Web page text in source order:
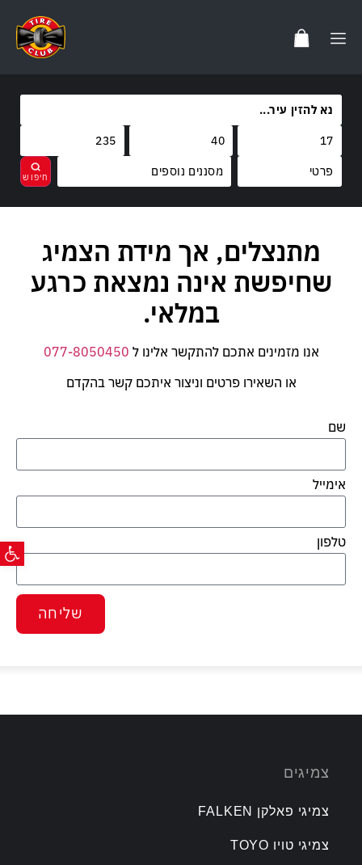
פתח
מסננים נוספים
קוד משקל
קוד מהירות
נקה בחר
מתנצלים, אך מידת הצמיג
שחיפשת אינה נמצאת כרגע
במלאי.
אנו מזמינים אתכם להתקשר אלינו ל 077-8050450
או השאירו פרטים וניצור איתכם קשר בהקדם
שם
אימייל
טלפון
שליחה
צמיגים
צמיגי פאלקן FALKEN
צמיגי טויו TOYO